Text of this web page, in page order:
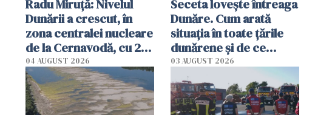
Radu Miruţă: Nivelul
Dunării a crescut, în
zona centralei nucleare
de la Cernavodă, cu 2
cm faţă de ziua trecută
04 AUGUST 2026
Seceta lovește întreaga
Dunăre. Cum arată
situația în toate țările
dunărene și de ce
România resimte
efectele, deși a plouat
în iulie
03 AUGUST 2026